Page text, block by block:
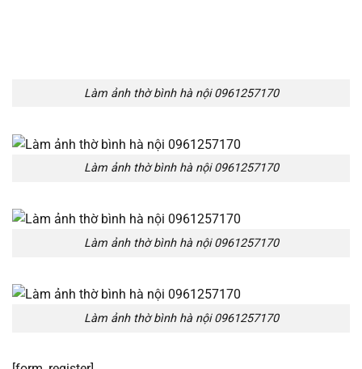
Làm ảnh thờ bình hà nội 0961257170
Làm ảnh thờ bình hà nội 0961257170
Làm ảnh thờ bình hà nội 0961257170
Làm ảnh thờ bình hà nội 0961257170